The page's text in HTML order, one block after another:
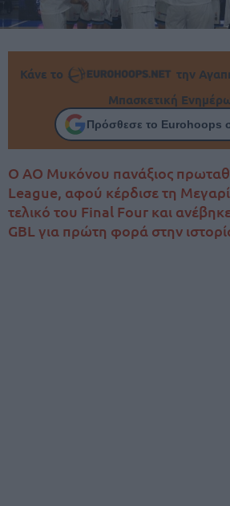
Κάνε το
την
Μπασκετική
Πρόσθεσε το Eurohoops
Ο ΑΟ Μυκόνου πανάξιος
League, αφού κέρδισε τη
τελικό του Final Four και
GBL για πρώτη φορά στην